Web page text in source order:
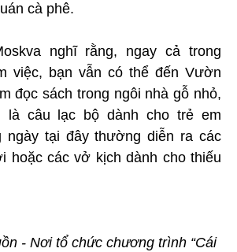
cà phê.
nghĩ rằng, ngay cả trong
việc, bạn vẫn có thể đến Vườn
đọc sách trong ngôi nhà gỗ nhỏ,
là câu lạc bộ dành cho trẻ em
ngày tại đây thường diễn ra các
hoặc các vở kịch dành cho thiếu
- Nơi tổ chức chương trình “Cái